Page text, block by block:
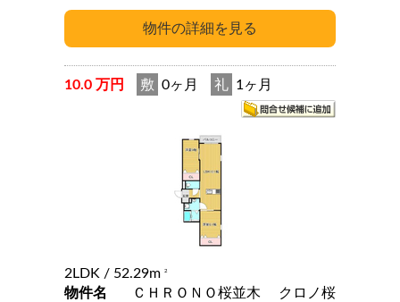
10.0 万円 敷 0ヶ月 礼 1ヶ月
2LDK / 52.29m 2
物件名
ＣＨＲＯＮＯ桜並木 クロノ桜